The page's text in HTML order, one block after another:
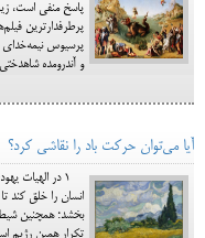
پاسخ منفی است،
پرسیوس نیمه‌خدای
و آندرومده
آیا می‌توان حرکت باد را نقاشی کرد؟
1 در الهیات
انسان را خلق کند
بخشد؛ همچنین
تکرار همین رژیم